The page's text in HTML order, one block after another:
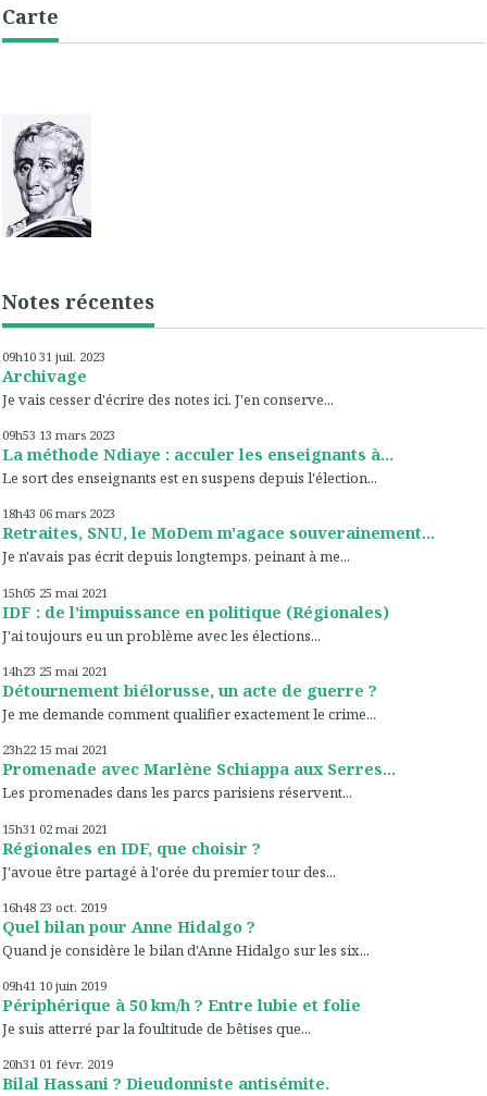
Carte
Notes récentes
09h10 31 juil. 2023
Archivage
Je vais cesser d'écrire des notes ici. J'en conserve...
09h53 13 mars 2023
La méthode Ndiaye : acculer les enseignants à...
Le sort des enseignants est en suspens depuis l'élection...
18h43 06 mars 2023
Retraites, SNU, le MoDem m'agace souverainement...
Je n'avais pas écrit depuis longtemps, peinant à me...
15h05 25 mai 2021
IDF : de l'impuissance en politique (Régionales)
J'ai toujours eu un problème avec les élections...
14h23 25 mai 2021
Détournement biélorusse, un acte de guerre ?
Je me demande comment qualifier exactement le crime...
23h22 15 mai 2021
Promenade avec Marlène Schiappa aux Serres...
Les promenades dans les parcs parisiens réservent...
15h31 02 mai 2021
Régionales en IDF, que choisir ?
J'avoue être partagé à l'orée du premier tour des...
16h48 23 oct. 2019
Quel bilan pour Anne Hidalgo ?
Quand je considère le bilan d'Anne Hidalgo sur les six...
09h41 10 juin 2019
Périphérique à 50 km/h ? Entre lubie et folie
Je suis atterré par la foultitude de bêtises que...
20h31 01 févr. 2019
Bilal Hassani ? Dieudonniste antisémite.